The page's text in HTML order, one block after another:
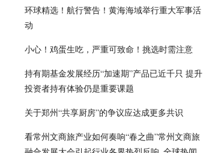
环球精选！航行警告！黄海海域举行重大军事活
动
小心！鸡蛋生吃，严重可致命！挑选时需注意
持有期基金发展经历“加速期”产品已近千只 提升
投资者持有体验仍是重要课题
关于郑州“共享厨房”的争议应达成更多共识
看常州文商旅产业如何奏响“春之曲”常州文商旅